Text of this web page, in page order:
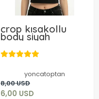
crop kısakollu
body siyah
yoncatoptan
8,00 USD
6,00 USD
6,00 USD
Add to cart